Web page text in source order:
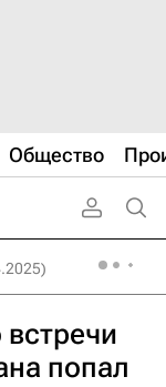
Общество
попал